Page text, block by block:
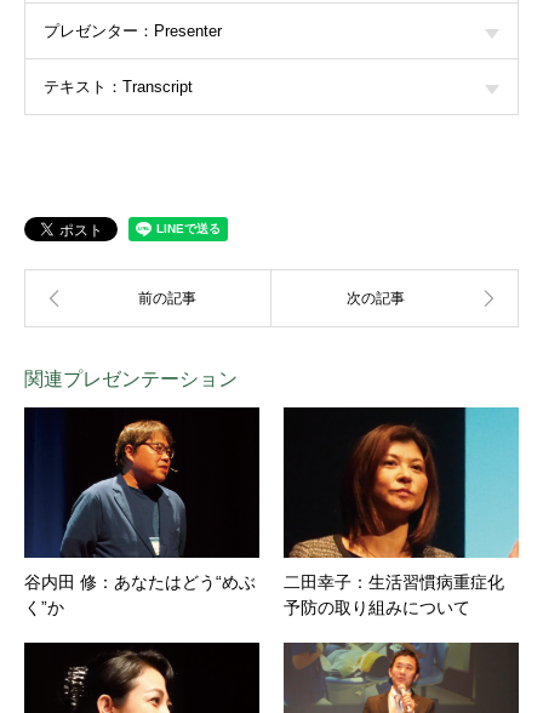
プレゼンター：Presenter
テキスト：Transcript
関連プレゼンテーション
谷内田 修：あなたはどう“めぶ
く”か
二田幸子：生活習慣病重症化
予防の取り組みについて